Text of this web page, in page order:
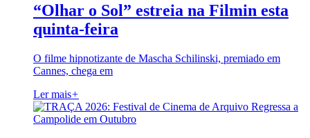
“Olhar o Sol” estreia na Filmin esta
quinta-feira
O filme hipnotizante de Mascha Schilinski, premiado em
Cannes, chega em
Ler mais+